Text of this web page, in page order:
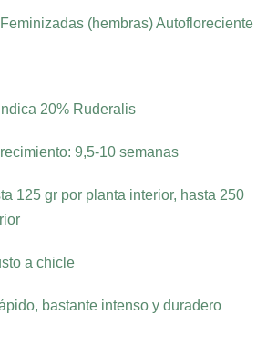
(hembras) Autofloreciente
20% Ruderalis
9,5-10 semanas
125 gr por planta interior, hasta 250
a chicle
bastante intenso y duradero